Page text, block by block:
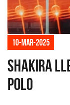
10-mar-2025
Shakira
Polo